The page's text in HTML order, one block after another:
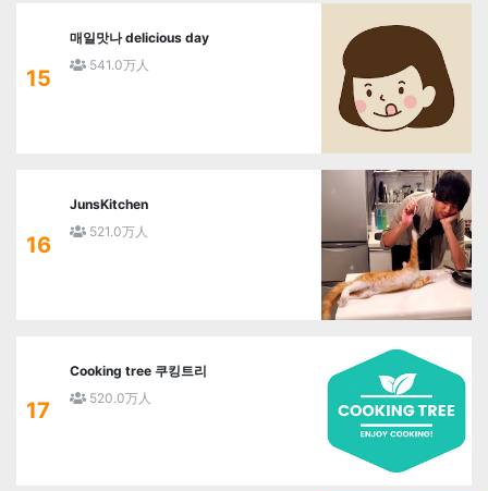
15
매일맛나 delicious day
541.0万人
16
JunsKitchen
521.0万人
17
Cooking tree 쿠킹트리
520.0万人